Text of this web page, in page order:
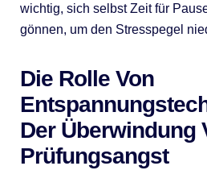
wichtig, sich selbst Zeit für
gönnen, um den Stresspegel
Die Rolle Von
Der Überwindung
Prüfungsangst